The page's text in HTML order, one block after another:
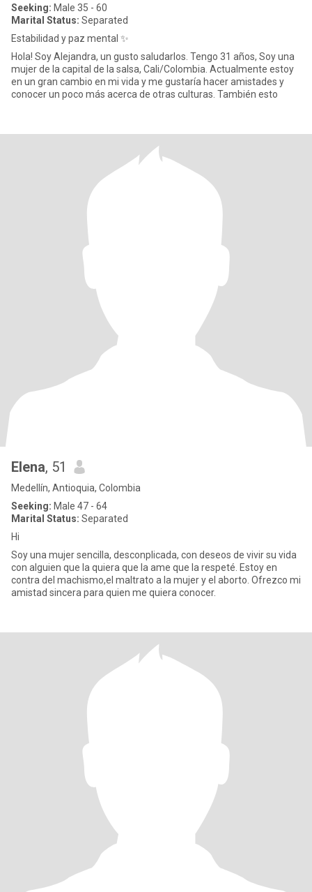
Seeking: Male 35 - 60
Marital Status: Separated
Estabilidad y paz mental ✨
Hola! Soy Alejandra, un gusto saludarlos. Tengo 31 años, Soy una
mujer de la capital de la salsa, Cali/Colombia. Actualmente estoy
en un gran cambio en mi vida y me gustaría hacer amistades y
conocer un poco más acerca de otras culturas. También esto
Elena, 51
Medellín, Antioquia, Colombia
Seeking: Male 47 - 64
Marital Status: Separated
Hi
Soy una mujer sencilla, desconplicada, con deseos de vivir su vida
con alguien que la quiera que la ame que la respeté. Estoy en
contra del machismo,el maltrato a la mujer y el aborto. Ofrezco mi
amistad sincera para quien me quiera conocer.